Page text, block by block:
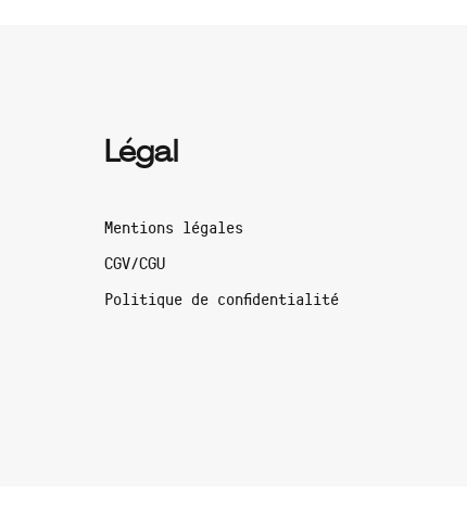
Légal
Mentions légales
CGV/CGU
Politique de confidentialité